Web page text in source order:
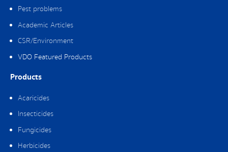
Pest problems
Academic Articles
CSR/Environment
VDO Featured Products
Products
Acaricides
Insecticides
Fungicides
Herbicides